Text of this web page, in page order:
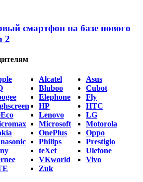
смартфон на базе нового
2
Alcatel
Asus
Bluboo
Cubot
Elephone
Fly
HP
HTC
Lenovo
LG
Microsoft
Motorola
OnePlus
Oppo
Philips
Prestigio
teXet
Ulefone
VKworld
Vivo
Zuk